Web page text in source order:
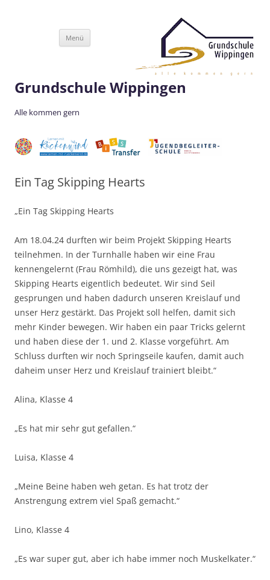
Grundschule Wippingen
Alle kommen gern
Menü
Ein Tag Skipping Hearts
„Ein Tag Skipping Hearts
Am 18.04.24 durften wir beim Projekt Skipping Hearts
teilnehmen. In der Turnhalle haben wir eine Frau
kennengelernt (Frau Römhild), die uns gezeigt hat, was
Skipping Hearts eigentlich bedeutet. Wir sind Seil
gesprungen und haben dadurch unseren Kreislauf und
unser Herz gestärkt. Das Projekt soll helfen, damit sich
mehr Kinder bewegen. Wir haben ein paar Tricks gelernt
und haben diese der 1. und 2. Klasse vorgeführt. Am
Schluss durften wir noch Springseile kaufen, damit auch
daheim unser Herz und Kreislauf trainiert bleibt.“
Alina, Klasse 4
„Es hat mir sehr gut gefallen.“
Luisa, Klasse 4
„Meine Beine haben weh getan. Es hat trotz der
Anstrengung extrem viel Spaß gemacht.“
Lino, Klasse 4
„Es war super gut, aber ich habe immer noch Muskelkater.“